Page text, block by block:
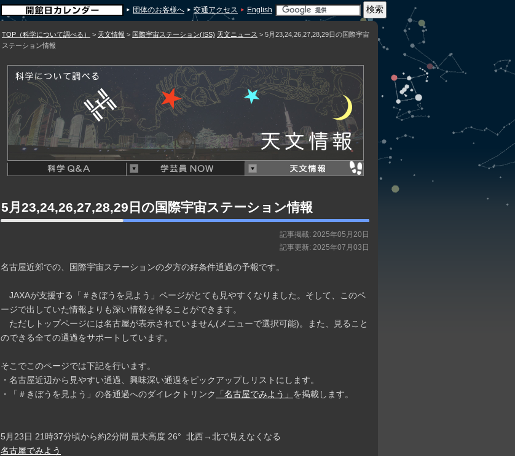
団体のお客様へ 交通アクセス English
TOP（科学について調べる） > 天文情報 > 国際宇宙ステーション(ISS) 天文ニュース > 5月23,24,26,27,28,29日の国際宇宙
ステーション情報
5月23,24,26,27,28,29日の国際宇宙ステーション情報
記事掲載: 2025年05月20日
記事更新: 2025年07月03日
名古屋近郊での、国際宇宙ステーションの夕方の好条件通過の予報です。
JAXAが支援する「＃きぼうを見よう」ページがとても見やすくなりました。そして、このペ
ージで出していた情報よりも深い情報を得ることができます。
ただしトップページには名古屋が表示されていません(メニューで選択可能)。また、見ること
のできる全ての通過をサポートしています。
そこでこのページでは下記を行います。
・名古屋近辺から見やすい通過、興味深い通過をピックアップしリストにします。
・「＃きぼうを見よう」の各通過へのダイレクトリンク
「名古屋でみよう」 を掲載します。
5月23日 21時37分頃から約2分間 最大高度 26° 北西→北で見えなくなる
名古屋でみよう